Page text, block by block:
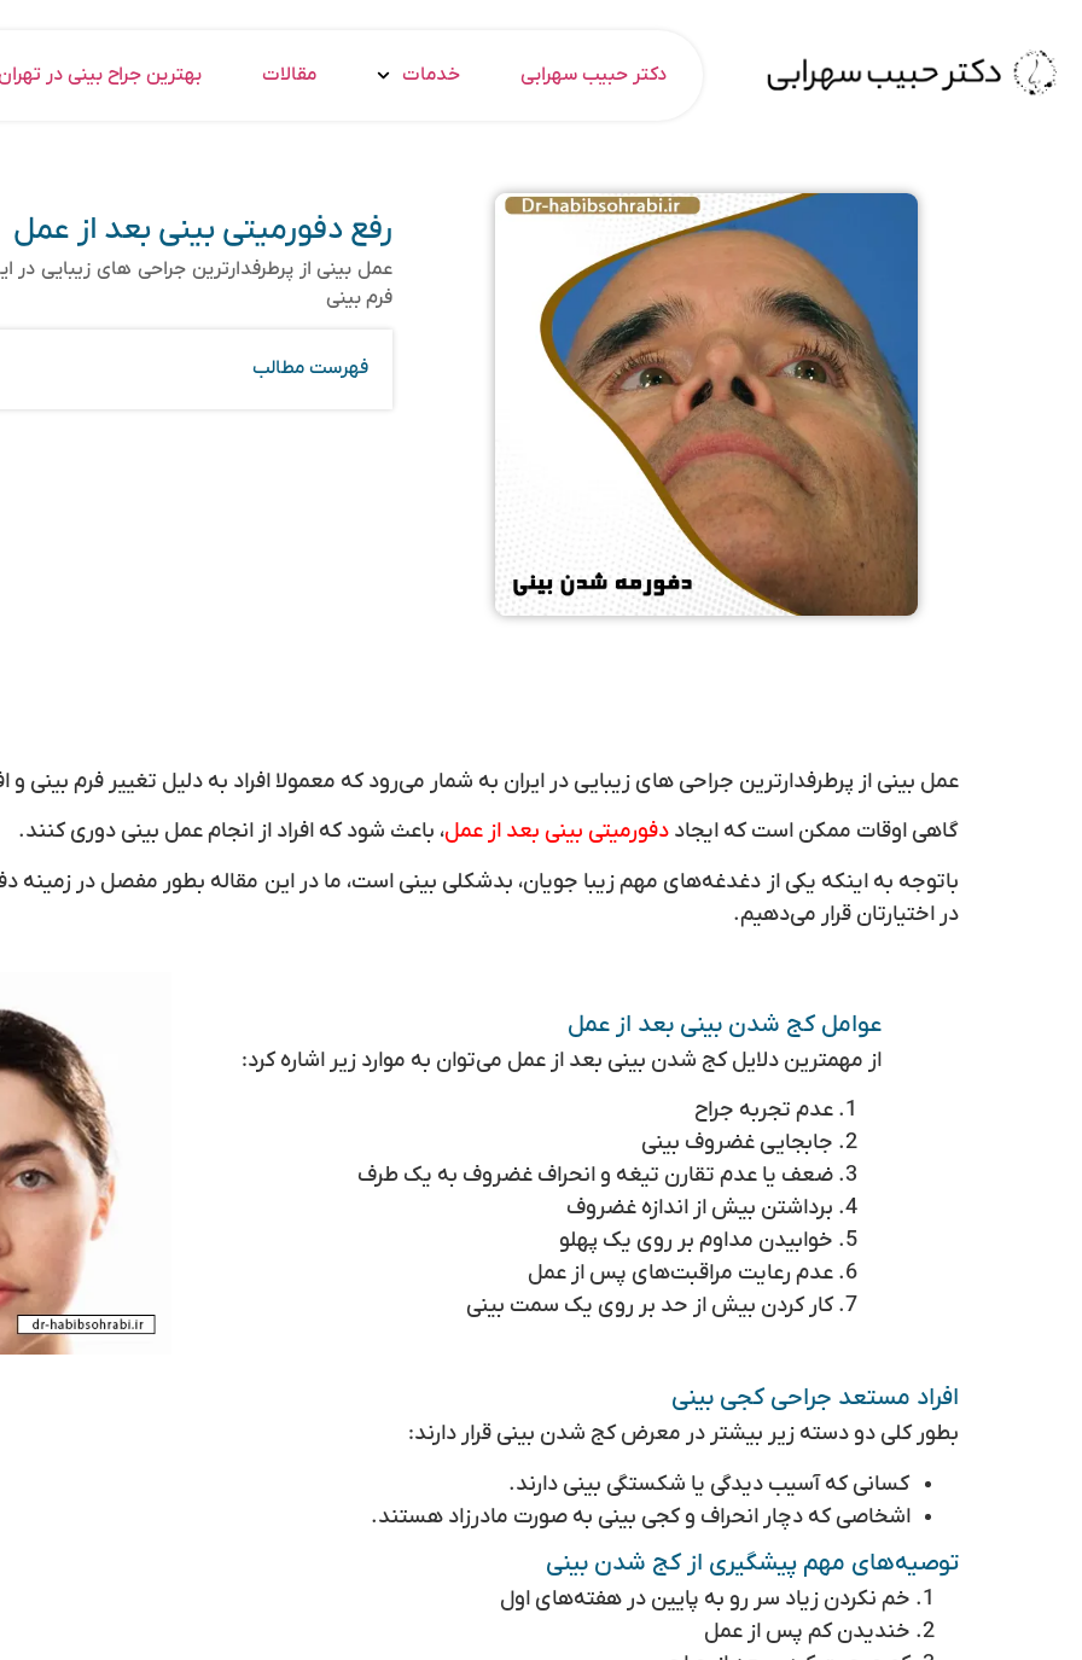
دکتر حبیب سهرابی خدمات مقالات بهترین جراح بینی در
رفع دفورمیتی بینی بعد از عمل
عمل بینی از پرطرفدارترین جراحی های زیبایی در
فرم بینی
فهرست مطالب
عمل بینی از پرطرفدارترین جراحی های زیبایی در ایران به شمار می‌رود که معمولا افراد به دلیل تغییر فرم
گاهی اوقات ممکن است که ایجاد دفورمیتی بینی بعد از عمل، باعث شود که افراد از انجام عمل بینی دوری کنند.
باتوجه به اینکه یکی از دغدغه‌های مهم زیبا جویان، بدشکلی بینی است، ما در این مقاله بطور مفصل در
در اختیارتان قرار می‌دهیم.
عوامل کج شدن بینی بعد از عمل
از مهمترین دلایل کج شدن بینی بعد از عمل می‌توان به موارد زیر اشاره کرد:
عدم تجربه جراح
جابجایی غضروف بینی
ضعف یا عدم تقارن تیغه و انحراف غضروف به یک طرف
برداشتن بیش از اندازه غضروف
خوابیدن مداوم بر روی یک پهلو
عدم رعایت مراقبت‌های پس از عمل
کار کردن بیش از حد بر روی یک سمت بینی
افراد مستعد جراحی کجی بینی
بطور کلی دو دسته زیر بیشتر در معرض کج شدن بینی قرار دارند:
کسانی که آسیب دیدگی یا شکستگی بینی دارند.
اشخاصی که دچار انحراف و کجی بینی به صورت مادرزاد هستند.
توصیه‌های مهم پیشگیری از کج شدن بینی
خم نکردن زیاد سر رو به پایین در هفته‌های اول
خندیدن کم پس از عمل